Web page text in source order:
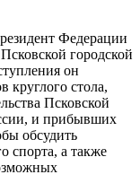
Федерации
городской
он
круглого стола,
Псковской
и прибывших
обсудить
спорта, а также